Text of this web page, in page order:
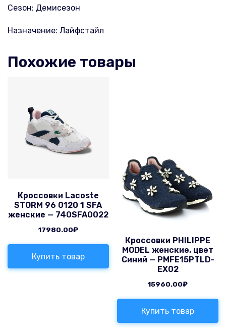
Сезон: Демисезон
Назначение: Лайфстайл
Похожие товары
Кроссовки Lacoste
STORM 96 0120 1 SFA
женские — 740SFA0022
17980.00₽
Купить товар
Кроссовки PHILIPPE
MODEL женские, цвет
Синий — PMFE15PTLD-
EX02
15960.00₽
Купить товар